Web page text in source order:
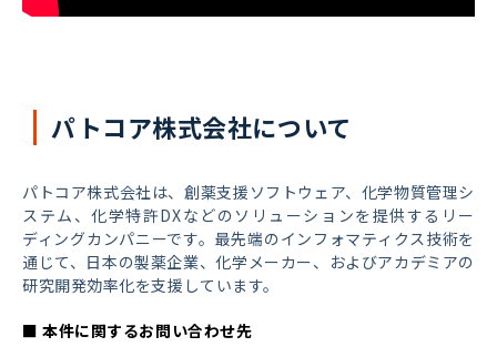
パトコア株式会社について
パトコア株式会社は、創薬支援ソフトウェア、化学物質管理シ
ステム、化学特許DXなどのソリューションを提供するリー
ディングカンパニーです。最先端のインフォマティクス技術を
通じて、日本の製薬企業、化学メーカー、およびアカデミアの
研究開発効率化を支援しています。
■ 本件に関するお問い合わせ先